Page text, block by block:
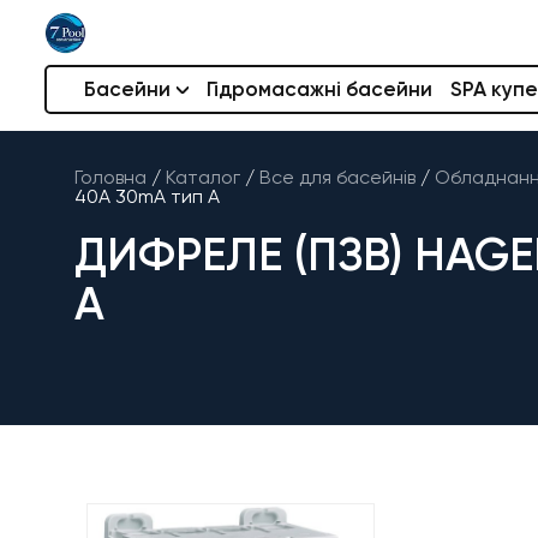
Басейни Гідромасажні басейни SPA
Головна / Каталог / Все для басейнів /
40А 30mA тип А
ДИФРЕЛЕ (ПЗВ)
А